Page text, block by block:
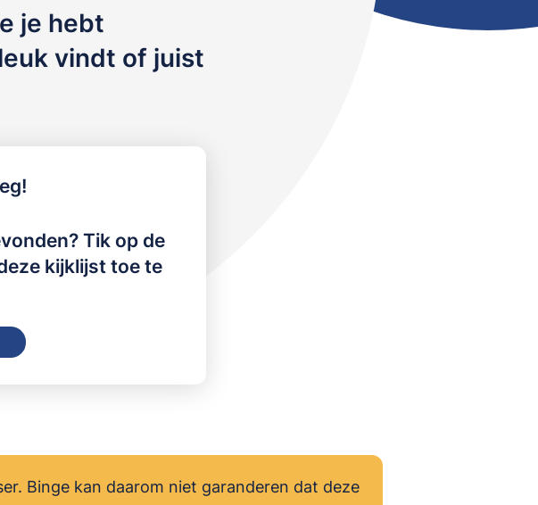
je hebt
vindt of juist
Tik op de
kijklijst toe te
Binge kan daarom niet garanderen dat deze